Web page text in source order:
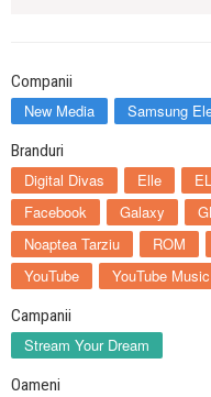
Companii
New Media Samsung
Branduri
Digital Divas Elle
Facebook
Galaxy
Noaptea Tarziu
ROM
YouTube
YouTube Music
Campanii
Stream Your Dream
Oameni